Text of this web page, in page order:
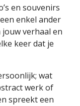
en souvenirs
enkel ander
verhaal en
keer dat je
wat
werk of
spreekt een